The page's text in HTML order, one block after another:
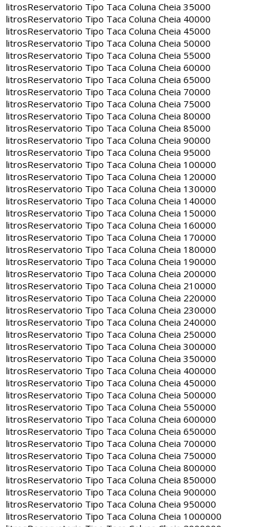
litrosReservatorio Tipo Taca Coluna Cheia 35000
litrosReservatorio Tipo Taca Coluna Cheia 40000
litrosReservatorio Tipo Taca Coluna Cheia 45000
litrosReservatorio Tipo Taca Coluna Cheia 50000
litrosReservatorio Tipo Taca Coluna Cheia 55000
litrosReservatorio Tipo Taca Coluna Cheia 60000
litrosReservatorio Tipo Taca Coluna Cheia 65000
litrosReservatorio Tipo Taca Coluna Cheia 70000
litrosReservatorio Tipo Taca Coluna Cheia 75000
litrosReservatorio Tipo Taca Coluna Cheia 80000
litrosReservatorio Tipo Taca Coluna Cheia 85000
litrosReservatorio Tipo Taca Coluna Cheia 90000
litrosReservatorio Tipo Taca Coluna Cheia 95000
litrosReservatorio Tipo Taca Coluna Cheia 100000
litrosReservatorio Tipo Taca Coluna Cheia 120000
litrosReservatorio Tipo Taca Coluna Cheia 130000
litrosReservatorio Tipo Taca Coluna Cheia 140000
litrosReservatorio Tipo Taca Coluna Cheia 150000
litrosReservatorio Tipo Taca Coluna Cheia 160000
litrosReservatorio Tipo Taca Coluna Cheia 170000
litrosReservatorio Tipo Taca Coluna Cheia 180000
litrosReservatorio Tipo Taca Coluna Cheia 190000
litrosReservatorio Tipo Taca Coluna Cheia 200000
litrosReservatorio Tipo Taca Coluna Cheia 210000
litrosReservatorio Tipo Taca Coluna Cheia 220000
litrosReservatorio Tipo Taca Coluna Cheia 230000
litrosReservatorio Tipo Taca Coluna Cheia 240000
litrosReservatorio Tipo Taca Coluna Cheia 250000
litrosReservatorio Tipo Taca Coluna Cheia 300000
litrosReservatorio Tipo Taca Coluna Cheia 350000
litrosReservatorio Tipo Taca Coluna Cheia 400000
litrosReservatorio Tipo Taca Coluna Cheia 450000
litrosReservatorio Tipo Taca Coluna Cheia 500000
litrosReservatorio Tipo Taca Coluna Cheia 550000
litrosReservatorio Tipo Taca Coluna Cheia 600000
litrosReservatorio Tipo Taca Coluna Cheia 650000
litrosReservatorio Tipo Taca Coluna Cheia 700000
litrosReservatorio Tipo Taca Coluna Cheia 750000
litrosReservatorio Tipo Taca Coluna Cheia 800000
litrosReservatorio Tipo Taca Coluna Cheia 850000
litrosReservatorio Tipo Taca Coluna Cheia 900000
litrosReservatorio Tipo Taca Coluna Cheia 950000
litrosReservatorio Tipo Taca Coluna Cheia 1000000